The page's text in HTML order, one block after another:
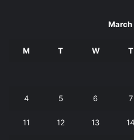
M T W T
4 5 6 7
11 12 13 14